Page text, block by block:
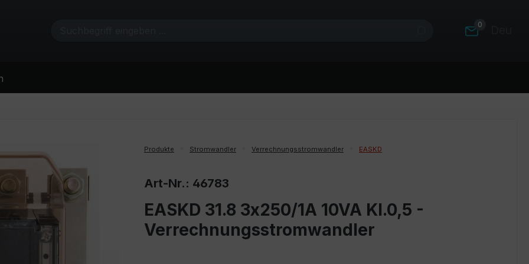
0
Produkte Stromwandler Verrechnungsstromwandler EASKD
Art-Nr.: 46783
EASKD 31.8 3x250/1A 10VA Kl.0,5 -
Verrechnungsstromwandler